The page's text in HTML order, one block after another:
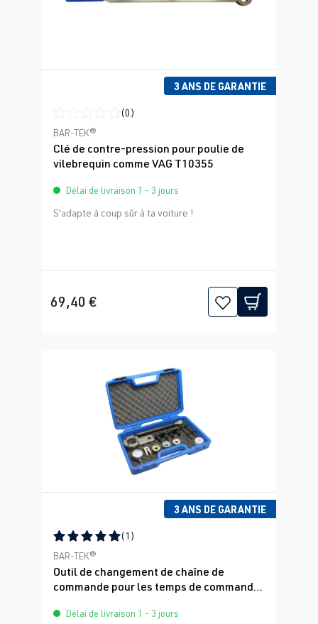
3 ANS DE GARANTIE
Note moyenne de 0 sur 5 étoiles
(0)
BAR-TEK®
Clé de contre-pression pour poulie de
vilebrequin comme VAG T10355
Délai de livraison 1 - 3 jours
S'adapte à coup sûr à ta voiture !
69,40 €
3 ANS DE GARANTIE
Note moyenne de 5 sur 5 étoiles
(1)
BAR-TEK®
Outil de changement de chaîne de
commande pour les temps de commande
Délai de livraison 1 - 3 jours